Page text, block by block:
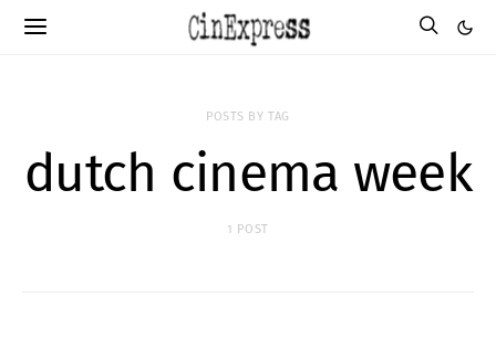
POSTS BY TAG
dutch cinema week
1 POST